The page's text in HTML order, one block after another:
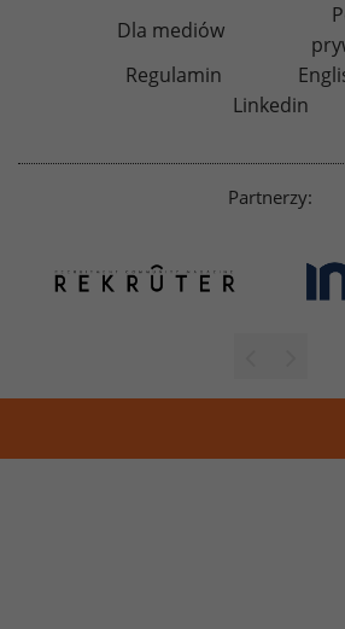
Dla mediów
Regulamin
Linkedin
Partnerzy: